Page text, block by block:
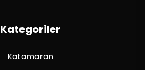
Kategoriler
Katamaran